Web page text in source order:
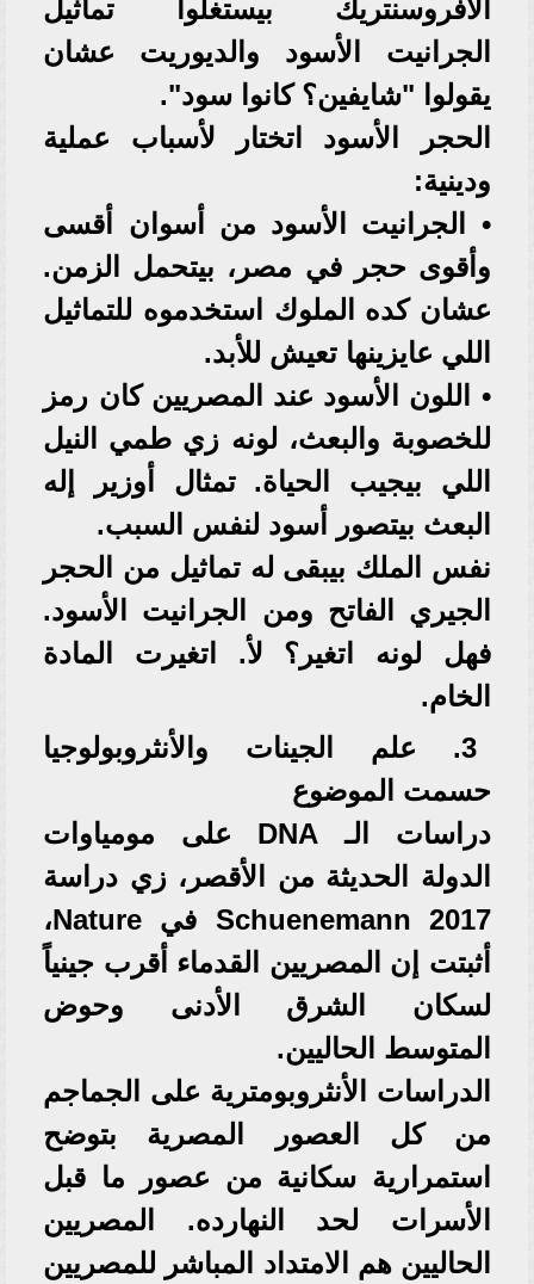
الأفروسنتريك بيستغلوا تماثيل
الجرانيت الأسود والديوريت عشان
يقولوا "شايفين؟ كانوا سود".
الحجر الأسود اتختار لأسباب عملية
ودينية:
• الجرانيت الأسود من أسوان أقسى
وأقوى حجر في مصر، بيتحمل الزمن.
عشان كده الملوك استخدموه للتماثيل
اللي عايزينها تعيش للأبد.
• اللون الأسود عند المصريين كان رمز
للخصوبة والبعث، لونه زي طمي النيل
اللي بيجيب الحياة. تمثال أوزير إله
البعث بيتصور أسود لنفس السبب.
نفس الملك بيبقى له تماثيل من الحجر
الجيري الفاتح ومن الجرانيت الأسود.
فهل لونه اتغير؟ لأ. اتغيرت المادة
الخام.
3. علم الجينات والأنثروبولوجيا
حسمت الموضوع
دراسات الـ DNA على مومياوات
الدولة الحديثة من الأقصر، زي دراسة
Schuenemann 2017 في Nature،
أثبتت إن المصريين القدماء أقرب جينياً
لسكان الشرق الأدنى وحوض
المتوسط الحاليين.
الدراسات الأنثروبومترية على الجماجم
من كل العصور المصرية بتوضح
استمرارية سكانية من عصور ما قبل
الأسرات لحد النهارده. المصريين
الحاليين هم الامتداد المباشر للمصريين